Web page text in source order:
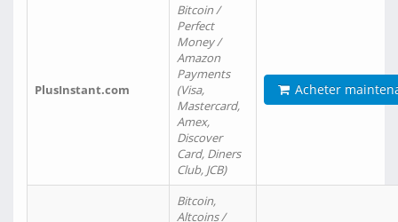
PlusInstant.com
Bitcoin /
Perfect
Money /
Amazon
Payments
(Visa,
Mastercard,
Amex,
Discover
Card, Diners
Club, JCB)
Acheter
Bitcoin,
Altcoins /